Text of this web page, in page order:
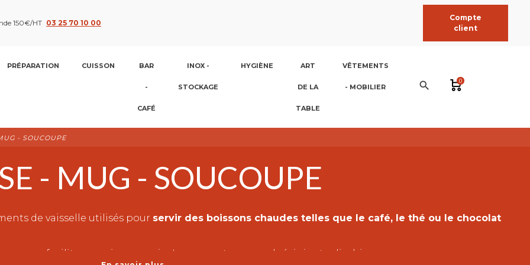
150€/HT 03 25 70 10 00
Compte
client
PRÉPARATION CUISSON BAR
-
CAFÉ
INOX -
STOCKAGE
HYGIÈNE ART
DE LA
TABLE
VÊTEMENTS
- MOBILIER search 0
- SOUCOUPE
- MUG - SOUCOUPE
de vaisselle utilisés pour servir des boissons chaudes telles que le café, le thé ou le chocolat
pour faciliter sa prise en main. Le mug est un grand récipient cylindrique avec une anse, conçu